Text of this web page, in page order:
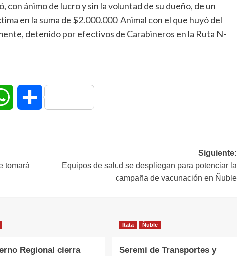
con ánimo de lucro y sin la voluntad de su dueño, de un
en la suma de $2.000.000. Animal con el que huyó del
detenido por efectivos de Carabineros en la Ruta N-
WhatsAppCompartir
tomará
Siguiente:
Equipos de salud se despliegan para potenciar la
campaña de vacunación en Ñuble
Regional cierra
Itata Ñuble
Seremi de Transportes y